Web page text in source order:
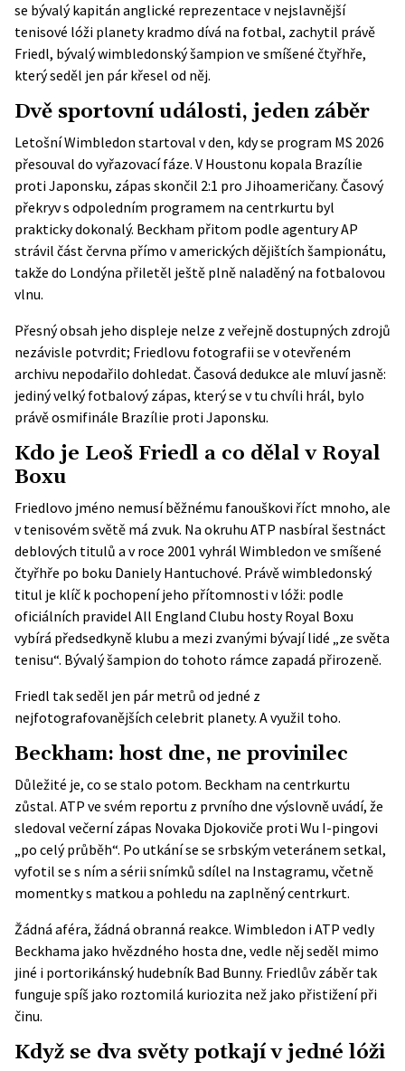
se bývalý kapitán anglické reprezentace v nejslavnější
tenisové lóži planety kradmo dívá na fotbal, zachytil právě
Friedl, bývalý wimbledonský šampion ve smíšené čtyřhře,
který seděl jen pár křesel od něj.
Dvě sportovní události, jeden záběr
Letošní Wimbledon startoval v den, kdy se program MS 2026
přesouval do vyřazovací fáze. V Houstonu kopala Brazílie
proti Japonsku, zápas skončil 2:1 pro Jihoameričany. Časový
překryv s odpoledním programem na centrkurtu byl
prakticky dokonalý. Beckham přitom podle agenturyAP
strávil část června přímo v amerických dějištích šampionátu,
takže do Londýna přiletěl ještě plně naladěný na fotbalovou
vlnu.
Přesný obsah jeho displeje nelze z veřejně dostupných zdrojů
nezávisle potvrdit; Friedlovu fotografii se v otevřeném
archivu nepodařilo dohledat. Časová dedukce ale mluví jasně:
jediný velký fotbalový zápas, který se v tu chvíli hrál, bylo
právě osmifinále Brazílie proti Japonsku.
Kdo je Leoš Friedl a co dělal v Royal
Boxu
Friedlovo jméno nemusí běžnému fanouškovi říct mnoho, ale
v tenisovém světě má zvuk. Na okruhu ATP nasbíral šestnáct
deblových titulů a v roce 2001 vyhrál Wimbledon ve smíšené
čtyřhře po boku Daniely Hantuchové. Právě wimbledonský
titul je klíč k pochopení jeho přítomnosti v lóži: podle
oficiálních pravidel All England Clubu hosty Royal Boxu
vybírá předsedkyně klubu a mezi zvanými bývají lidé „ze světa
tenisu“. Bývalý šampion do tohoto rámce zapadá přirozeně.
Friedl tak seděl jen pár metrů od jedné z
nejfotografovanějších celebrit planety. A využil toho.
Beckham: host dne, ne provinilec
Důležité je, co se stalo potom. Beckham na centrkurtu
zůstal. ATP ve svém reportu z prvního dne výslovně uvádí, že
sledoval večerní zápas Novaka Djokoviče proti Wu I-pingovi
„po celý průběh“. Po utkání se se srbským veteránem setkal,
vyfotil se s ním a sérii snímků sdílel na Instagramu, včetně
momentky s matkou a pohledu na zaplněný centrkurt.
Žádná aféra, žádná obranná reakce. Wimbledon i ATP vedly
Beckhama jako hvězdného hosta dne, vedle něj seděl mimo
jiné i portorikánský hudebník Bad Bunny. Friedlův záběr tak
funguje spíš jako roztomilá kuriozita než jako přistižení při
činu.
Když se dva světy potkají v jedné lóži